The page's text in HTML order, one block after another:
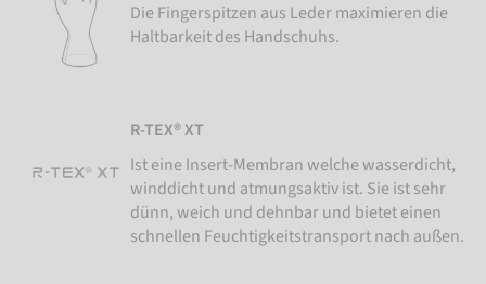
Die Fingerspitzen aus Leder maximieren die
Haltbarkeit des Handschuhs.
R-TEX® XT
Ist eine Insert-Membran welche wasserdicht,
winddicht und atmungsaktiv ist. Sie ist sehr
dünn, weich und dehnbar und bietet einen
schnellen Feuchtigkeitstransport nach außen.